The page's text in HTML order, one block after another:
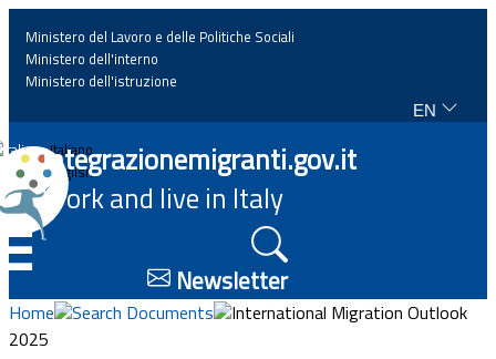
Home
News
Highlights
Events
Ministero del Lavoro e delle Politiche Sociali
Ministero dell'interno
Ministero dell'istruzione
EN
Italiano
English
Integrazionemigranti.gov.it
Work and live in Italy
Newsletter
Home Search Documents
International Migration Outlook
2025